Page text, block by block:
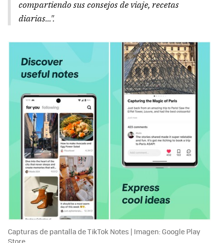
compartiendo sus consejos de viaje, recetas
diarias...".
Capturas de pantalla de TikTok Notes | Imagen: Google Play